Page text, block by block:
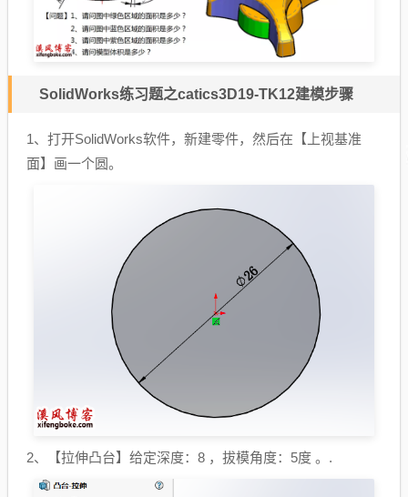
SolidWorks练习题之catics3D19-TK12建模步骤
1、打开SolidWorks软件，新建零件，然后在【上视基准
面】画一个圆。
2、【拉伸凸台】给定深度：8 ，拔模角度：5度 。.